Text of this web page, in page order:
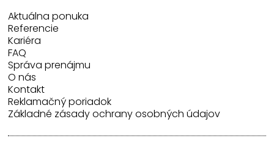
Aktuálna ponuka
Referencie
Kariéra
FAQ
Správa prenájmu
O nás
Kontakt
Reklamačný poriadok
Základné zásady ochrany osobných údajov